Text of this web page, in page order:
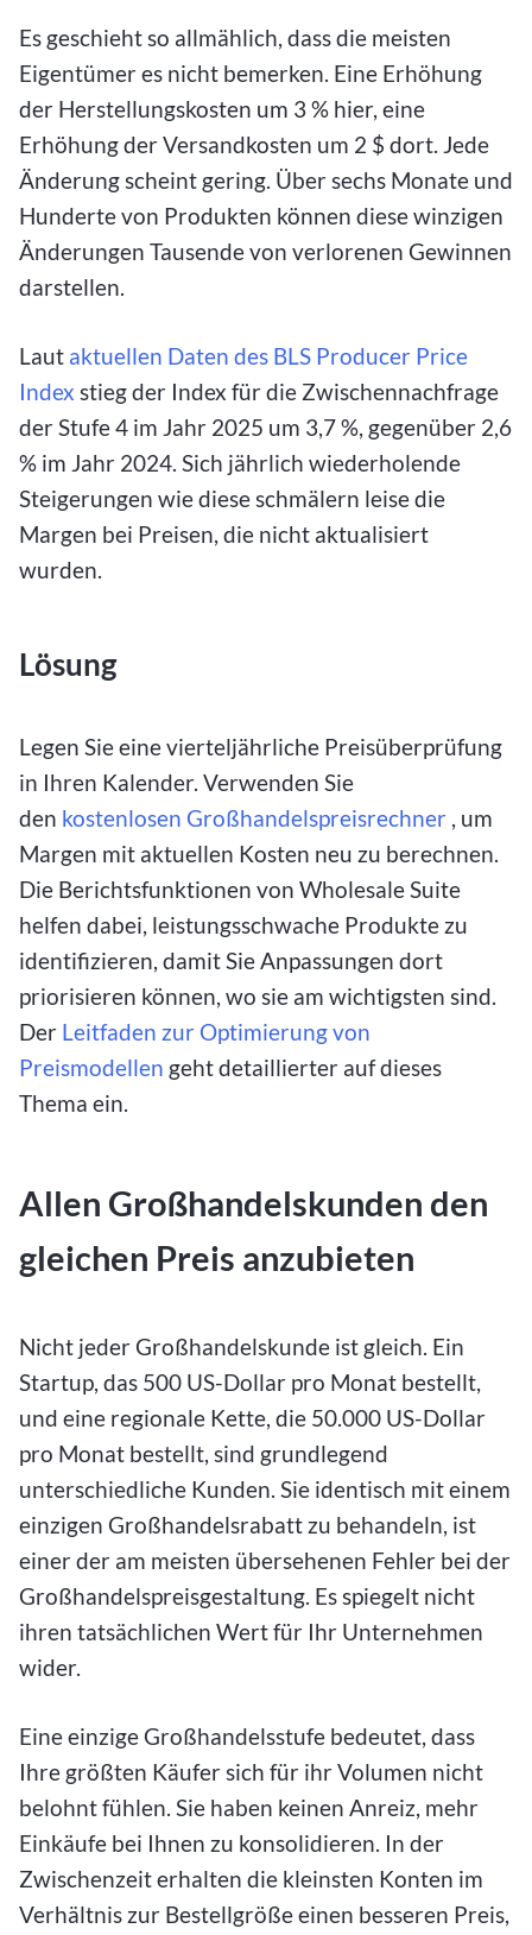
Es geschieht so allmählich, dass die meisten
Eigentümer es nicht bemerken. Eine Erhöhung
der Herstellungskosten um 3 % hier, eine
Erhöhung der Versandkosten um 2 $ dort. Jede
Änderung scheint gering. Über sechs Monate und
Hunderte von Produkten können diese winzigen
Änderungen Tausende von verlorenen Gewinnen
darstellen.
Laut aktuellen Daten des BLS Producer Price
Index stieg der Index für die Zwischennachfrage
der Stufe 4 im Jahr 2025 um 3,7 %, gegenüber 2,6
% im Jahr 2024. Sich jährlich wiederholende
Steigerungen wie diese schmälern leise die
Margen bei Preisen, die nicht aktualisiert
wurden.
Lösung
Legen Sie eine vierteljährliche Preisüberprüfung
in Ihren Kalender. Verwenden Sie
den kostenlosen Großhandelspreisrechner , um
Margen mit aktuellen Kosten neu zu berechnen.
Die Berichtsfunktionen von Wholesale Suite
helfen dabei, leistungsschwache Produkte zu
identifizieren, damit Sie Anpassungen dort
priorisieren können, wo sie am wichtigsten sind.
Der Leitfaden zur Optimierung von
Preismodellen geht detaillierter auf dieses
Thema ein.
Allen Großhandelskunden den
gleichen Preis anzubieten
Nicht jeder Großhandelskunde ist gleich. Ein
Startup, das 500 US-Dollar pro Monat bestellt,
und eine regionale Kette, die 50.000 US-Dollar
pro Monat bestellt, sind grundlegend
unterschiedliche Kunden. Sie identisch mit einem
einzigen Großhandelsrabatt zu behandeln, ist
einer der am meisten übersehenen Fehler bei der
Großhandelspreisgestaltung. Es spiegelt nicht
ihren tatsächlichen Wert für Ihr Unternehmen
wider.
Eine einzige Großhandelsstufe bedeutet, dass
Ihre größten Käufer sich für ihr Volumen nicht
belohnt fühlen. Sie haben keinen Anreiz, mehr
Einkäufe bei Ihnen zu konsolidieren. In der
Zwischenzeit erhalten die kleinsten Konten im
Verhältnis zur Bestellgröße einen besseren Preis,